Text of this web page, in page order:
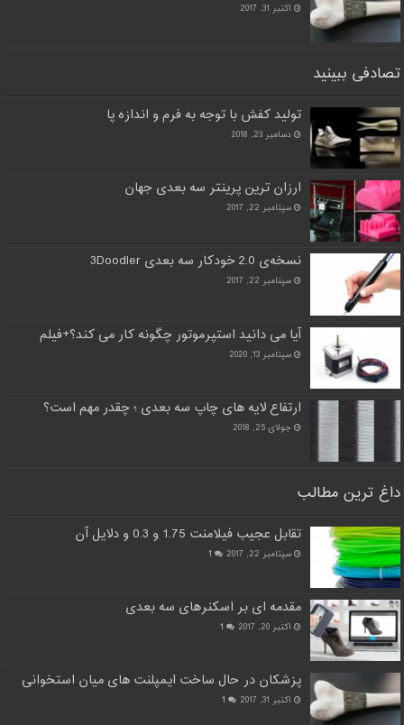
اکتبر 31, 2017
تصادفی ببینید
تولید کفش با توجه به فرم و اندازه پا
دسامبر 23, 2018
ارزان ترین پرینتر سه بعدی جهان
سپتامبر 22, 2017
نسخه‌ی 2.0 خودکار سه بعدی 3Doodler
سپتامبر 22, 2017
آیا می دانید استپرموتور چگونه کار می کند؟+فیلم
سپتامبر 13, 2020
ارتفاع لایه های چاپ سه بعدی ؛ چقدر مهم است؟
جولای 25, 2018
داغ ترین مطالب
تقابل عجیب فیلامنت 1.75 و 0.3 و دلایل آن
سپتامبر 22, 2017 1
مقدمه ای بر اسکنرهای سه بعدی
اکتبر 20, 2017 1
پزشکان در حال ساخت ایمپلنت های میان استخوانی
اکتبر 31, 2017 1